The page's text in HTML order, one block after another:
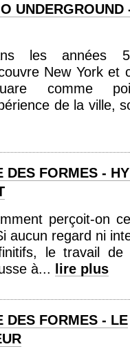
UNDERGROUND
les années
New York et
comme
de la ville,
DES FORMES -
perçoit-on
aucun regard ni
le travail de
à...
lire plus
DES FORMES - LE